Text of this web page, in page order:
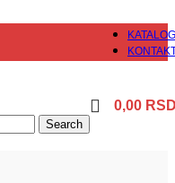
KATALOG
Search
0,00